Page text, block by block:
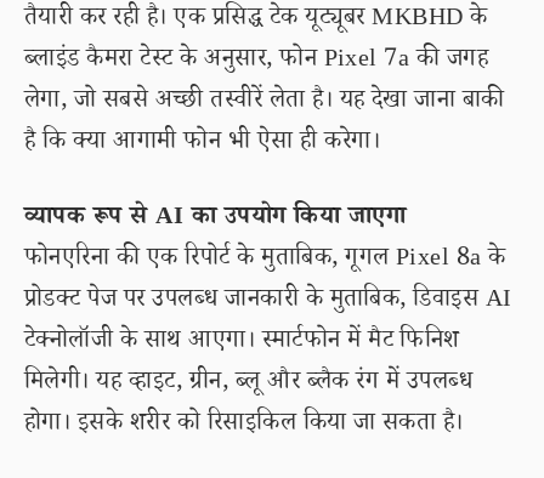
तैयारी कर रही है। एक प्रसिद्ध टेक यूट्यूबर MKBHD के
ब्लाइंड कैमरा टेस्ट के अनुसार, फोन Pixel 7a की जगह
लेगा, जो सबसे अच्छी तस्वीरें लेता है। यह देखा जाना बाकी
है कि क्या आगामी फोन भी ऐसा ही करेगा।
व्यापक रूप से AI का उपयोग किया जाएगा
फोनएरिना की एक रिपोर्ट के मुताबिक, गूगल Pixel 8a के
प्रोडक्ट पेज पर उपलब्ध जानकारी के मुताबिक, डिवाइस AI
टेक्नोलॉजी के साथ आएगा। स्मार्टफोन में मैट फिनिश
मिलेगी। यह व्हाइट, ग्रीन, ब्लू और ब्लैक रंग में उपलब्ध
होगा। इसके शरीर को रिसाइकिल किया जा सकता है।